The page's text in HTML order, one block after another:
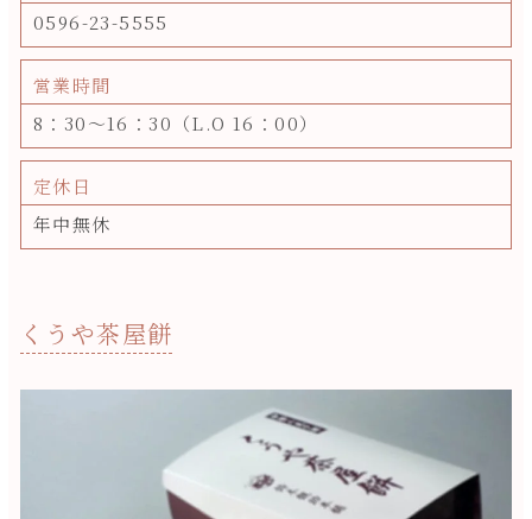
0596-23-5555
営業時間
8：30～16：30（L.O 16：00）
定休日
年中無休
くうや茶屋餅